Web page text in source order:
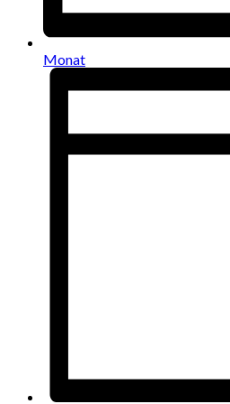
Monat